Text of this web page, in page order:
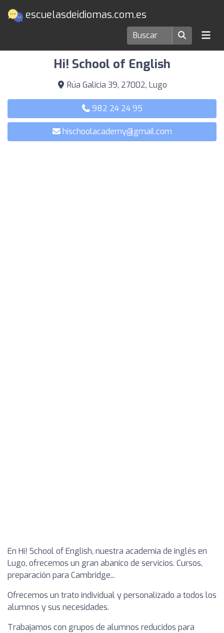
escuelasdeidiomas.com.es
Escuelas de idiomas en Lugo
Hi! School of English
Rúa Galicia 39, 27002, Lugo
982 24 24 95
hischoolacademy@gmail.com
En Hi! School of English, nuestra academia de inglés en
Lugo, ofrecemos un gran abanico de servicios. Cursos,
preparación para Cambridge...
Ofrecemos un trato individual y personalizado a todos los
alumnos y sus necesidades.
Trabajamos con grupos de alumnos reducidos para